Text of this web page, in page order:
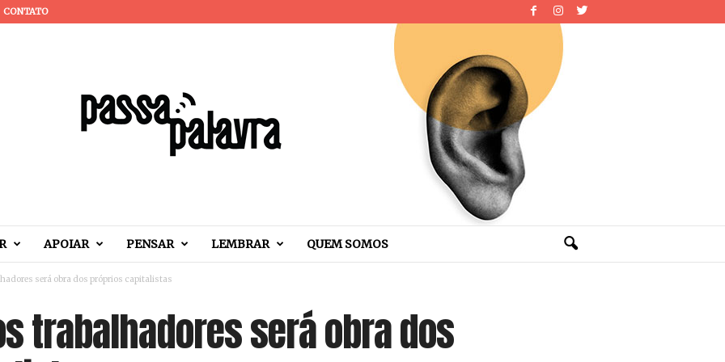
CONTATO
APOIAR PENSAR LEMBRAR QUEM SOMOS
será obra dos próprios capitalistas
trabalhadores será obra dos